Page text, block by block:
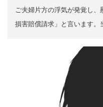
ご夫婦片方の浮気が発覚し
損害賠償請求」と言います